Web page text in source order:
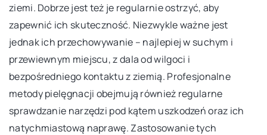
ziemi. Dobrze jest też je regularnie ostrzyć, aby
zapewnić ich skuteczność. Niezwykle ważne jest
jednak ich przechowywanie – najlepiej w suchym i
przewiewnym miejscu, z dala od wilgoci i
bezpośredniego kontaktu z ziemią. Profesjonalne
metody pielęgnacji obejmują również regularne
sprawdzanie narzędzi pod kątem uszkodzeń oraz ich
natychmiastową naprawę. Zastosowanie tych